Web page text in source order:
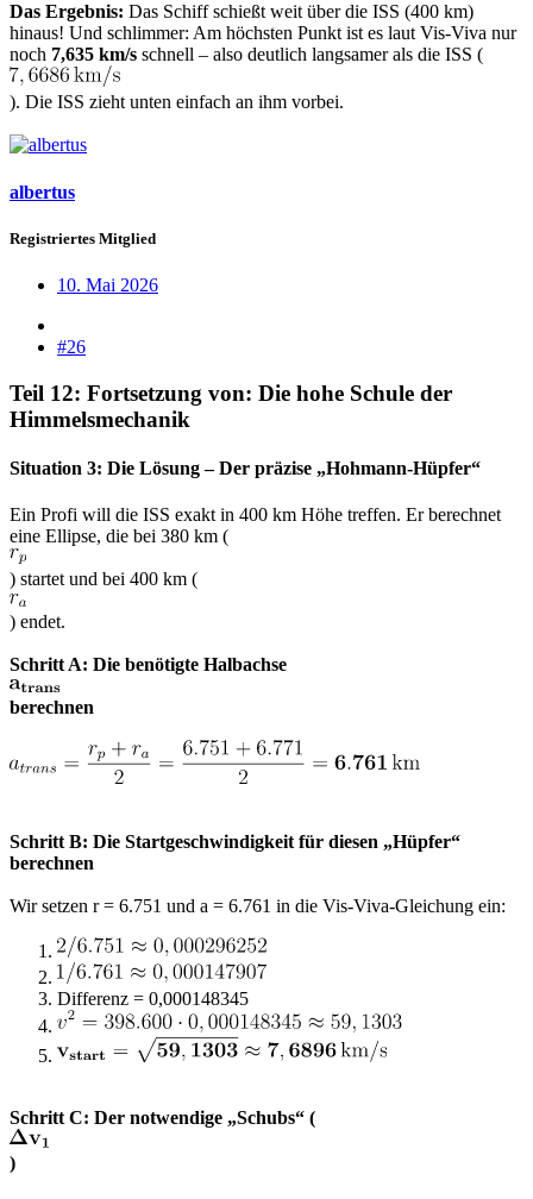
Das Ergebnis: Das Schiff schießt weit über die ISS (400 km)
hinaus! Und schlimmer: Am höchsten Punkt ist es laut Vis-Viva nur
noch 7,635 km/s schnell – also deutlich langsamer als die ISS (
). Die ISS zieht unten einfach an ihm vorbei.
albertus
Registriertes Mitglied
10. Mai 2026
#26
Teil 12: Fortsetzung von: Die hohe Schule der
Himmelsmechanik​
Situation 3: Die Lösung – Der präzise „Hohmann-Hüpfer“​
Ein Profi will die ISS exakt in 400 km Höhe treffen. Er berechnet
eine Ellipse, die bei 380 km (
) startet und bei 400 km (
) endet.
Schritt A: Die benötigte Halbachse
berechnen
Schritt B: Die Startgeschwindigkeit für diesen „Hüpfer“
berechnen
Wir setzen r = 6.751 und a = 6.761 in die Vis-Viva-Gleichung ein:
Differenz = 0,000148345
Schritt C: Der notwendige „Schubs“ (
)